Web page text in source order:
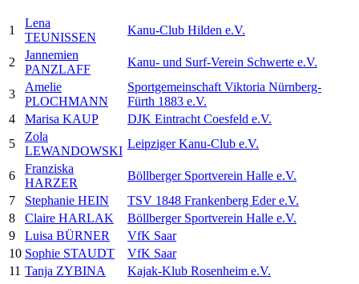
1
Lena
TEUNISSEN
Kanu-Club Hilden e.V.
2
Jannemien
PANZLAFF
Kanu- und Surf-Verein Schwerte e.V.
3
Amelie
PLOCHMANN
Sportgemeinschaft Viktoria Nürnberg-
Fürth 1883 e.V.
4
Marisa KAUP
DJK Eintracht Coesfeld e.V.
5
Zola
LEWANDOWSKI
Leipziger Kanu-Club e.V.
6
Franziska
HARZER
Böllberger Sportverein Halle e.V.
7
Stephanie HEIN
TSV 1848 Frankenberg Eder e.V.
8
Claire HARLAK
Böllberger Sportverein Halle e.V.
9
Luisa BÜRNER
VfK Saar
10 Sophie STAUDT
VfK Saar
11 Tanja ZYBINA Kajak-Klub Rosenheim e.V.